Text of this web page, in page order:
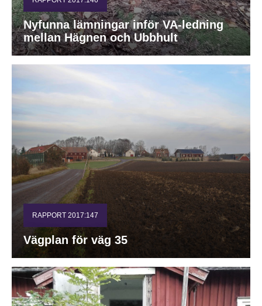
Nyfunna lämningar inför VA-ledning
mellan Hägnen och Ubbhult
RAPPORT 2017:147
Vägplan för väg 35